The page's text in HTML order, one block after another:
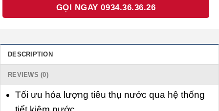
GỌI NGAY 0934.36.36.26
DESCRIPTION
REVIEWS (0)
Tối ưu hóa lượng tiêu thụ nước qua hệ thống